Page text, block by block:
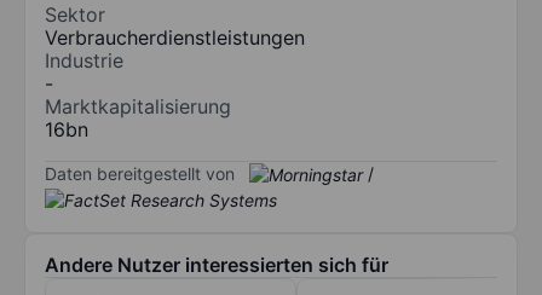
Sektor
Verbraucherdienstleistungen
Industrie
-
Marktkapitalisierung
16bn
Daten bereitgestellt von /
Andere Nutzer interessierten sich für